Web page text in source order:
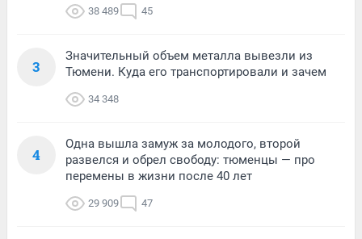
38 489 45
3
Значительный объем металла вывезли из
Тюмени. Куда его транспортировали и зачем
34 348
4
Одна вышла замуж за молодого, второй
развелся и обрел свободу: тюменцы — про
перемены в жизни после 40 лет
29 909 47